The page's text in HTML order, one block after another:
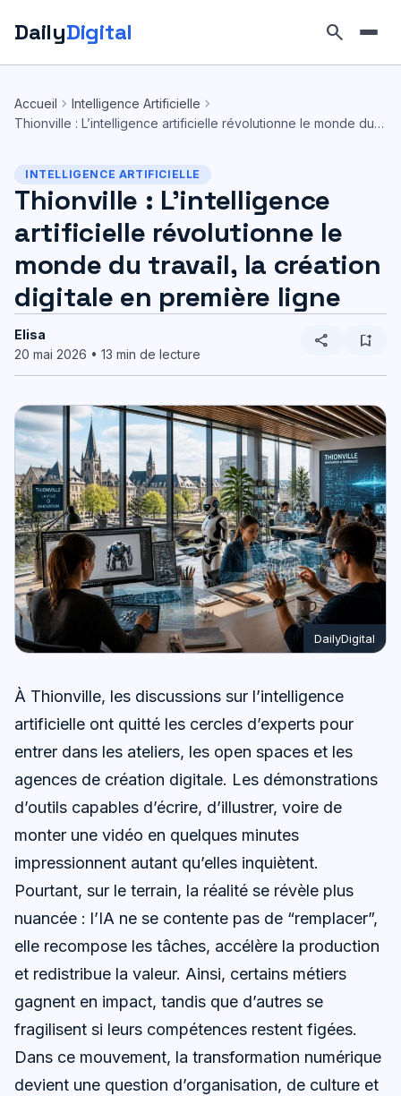
DailyDigital search
contenu
Accueil chevron_right Intelligence Artificielle chevron_right
Thionville : L’intelligence artificielle révolutionne le monde du…
INTELLIGENCE ARTIFICIELLE
Thionville : L’intelligence
artificielle révolutionne le
monde du travail, la création
digitale en première ligne
Elisa
20 mai 2026 • 13 min de lecture
share bookmark_add
DailyDigital
À Thionville, les discussions sur l’intelligence
artificielle ont quitté les cercles d’experts pour
entrer dans les ateliers, les open spaces et les
agences de création digitale. Les démonstrations
d’outils capables d’écrire, d’illustrer, voire de
monter une vidéo en quelques minutes
impressionnent autant qu’elles inquiètent.
Pourtant, sur le terrain, la réalité se révèle plus
nuancée : l’IA ne se contente pas de “remplacer”,
elle recompose les tâches, accélère la production
et redistribue la valeur. Ainsi, certains métiers
gagnent en impact, tandis que d’autres se
fragilisent si leurs compétences restent figées.
Dans ce mouvement, la transformation numérique
devient une question d’organisation, de culture et